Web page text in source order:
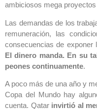
ambiciosos mega
Las demandas de los
remuneración, las
consecuencias de
El dinero manda. En su
peones continuamente.
A poco más de una año y
Copa del Mundo hay
cuenta. Qatar invirtió al